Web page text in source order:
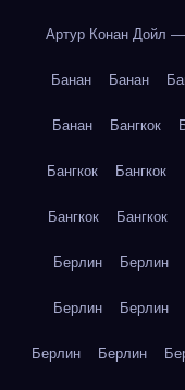
Артур Конан Дойл
Банан Банан
Банан Бангкок
Бангкок Бангкок
Бангкок Бангкок
Берлин Берлин
Берлин Берлин
Берлин Берлин